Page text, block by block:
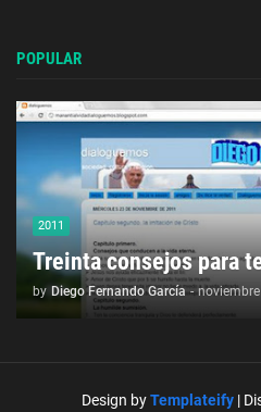
POPULAR
2011
Treinta consejos para
by Diego Fernando García -
Design byTemplateify|